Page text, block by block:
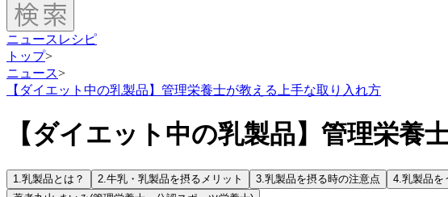
ニュース レシピ
トップ>
ニュース>
【ダイエット中の乳製品】管理栄養士が教える上手な取り入れ方
【ダイエット中の乳製品】管理栄養
1.乳製品とは？ 2.牛乳・乳製品を摂るメリット 3.乳製品を摂る時の注意点 4.乳製品を